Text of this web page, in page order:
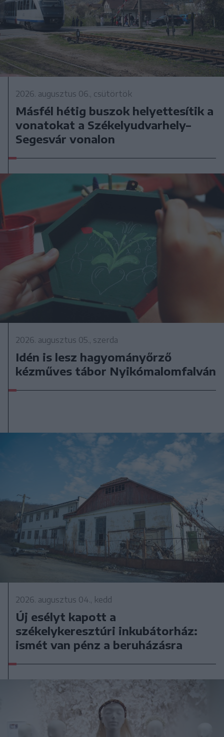
2026. augusztus 06., csütörtök
Másfél hétig buszok helyettesítik a
vonatokat a Székelyudvarhely–
Segesvár vonalon
2026. augusztus 05., szerda
Idén is lesz hagyományőrző
kézműves tábor Nyikómalomfalván
2026. augusztus 04., kedd
Új esélyt kapott a
székelykeresztúri inkubátorház:
ismét van pénz a beruházásra